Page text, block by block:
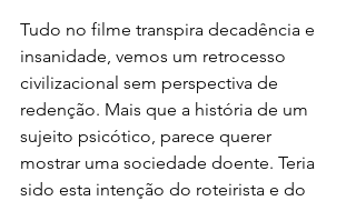
Tudo no filme transpira decadência e
insanidade, vemos um retrocesso
civilizacional sem perspectiva de
redenção. Mais que a história de um
sujeito psicótico, parece querer
mostrar uma sociedade doente. Teria
sido esta intenção do roteirista e do